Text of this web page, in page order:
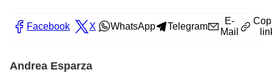
Facebook X WhatsApp Telegram
E-
Mail
Andrea Esparza